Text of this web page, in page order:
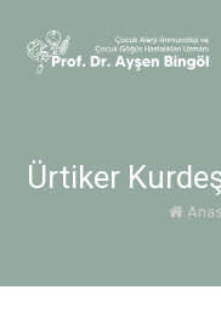
Ürtiker